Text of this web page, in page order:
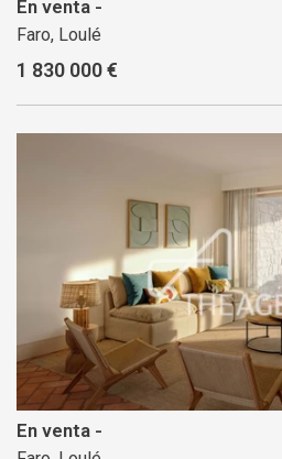
En venta -
Faro, Loulé
1 830 000 €
En venta -